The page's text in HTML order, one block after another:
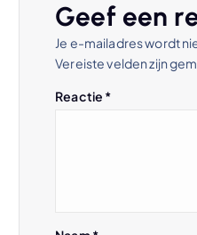
Geef een
Je e-mailadres wordt
Vereiste velden zijn
Reactie *